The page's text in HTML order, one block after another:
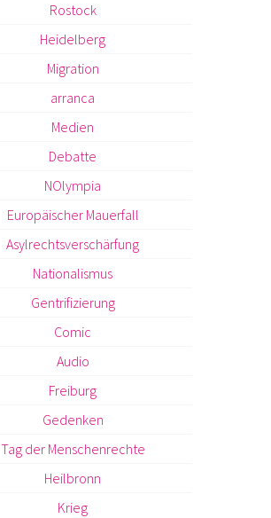
Rostock
Heidelberg
Migration
arranca
Medien
Debatte
NOlympia
Europäischer Mauerfall
Asylrechtsverschärfung
Nationalismus
Gentrifizierung
Comic
Audio
Freiburg
Gedenken
Tag der Menschenrechte
Heilbronn
Krieg